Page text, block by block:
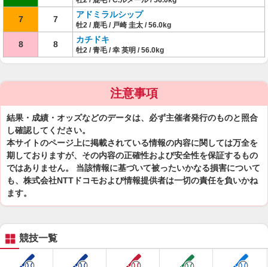
7 7 アドミラルシップ
牡2 / 鹿毛 / 戸崎 圭太 / 56.0kg
8 8 カチドキ
牡2 / 青毛 / 幸 英明 / 56.0kg
注意事項
結果・成績・オッズなどのデータは、必ず主催者発行のものと照合
し確認してください。
本サイトのページ上に掲載されている情報の内容に関しては万全を
期しておりますが、その内容の正確性および安全性を保証するもの
ではありません。 当該情報に基づいて被ったいかなる損害について
も、株式会社NTTドコモおよび情報提供者は一切の責任を負いかね
ます。
競技一覧